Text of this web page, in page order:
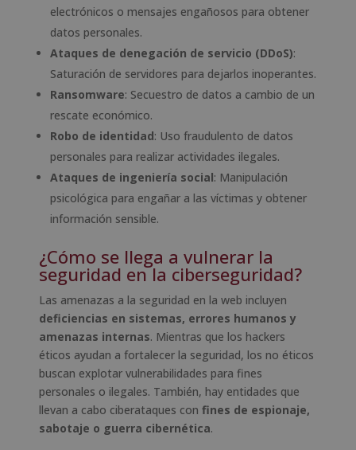
electrónicos o mensajes engañosos para obtener
datos personales.
Ataques de denegación de servicio (DDoS):
Saturación de servidores para dejarlos inoperantes.
Ransomware: Secuestro de datos a cambio de un
rescate económico.
Robo de identidad: Uso fraudulento de datos
personales para realizar actividades ilegales.
Ataques de ingeniería social: Manipulación
psicológica para engañar a las víctimas y obtener
información sensible.
¿Cómo se llega a vulnerar la
seguridad en la ciberseguridad?
Las amenazas a la seguridad en la web incluyen
deficiencias en sistemas, errores humanos y
amenazas internas. Mientras que los hackers
éticos ayudan a fortalecer la seguridad, los no éticos
buscan explotar vulnerabilidades para fines
personales o ilegales. También, hay entidades que
llevan a cabo ciberataques con fines de espionaje,
sabotaje o guerra cibernética.